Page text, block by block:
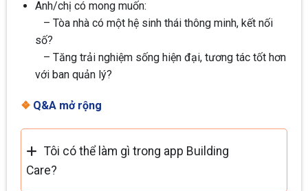
Anh/chị có mong muốn:
– Tòa nhà có một hệ sinh thái thông minh, kết nối
số?
– Tăng trải nghiệm sống hiện đại, tương tác tốt hơn
với ban quản lý?
❖Q&A mở rộng
Tôi có thể làm gì trong app Building
Care?